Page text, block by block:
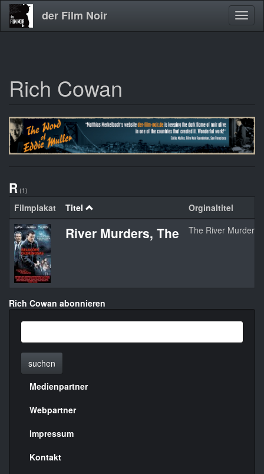
Direkt
zum
der Film Noir
Rich Cowan
R (1)
Filmplakat Titel Orginaltitel
River Murders, The The River Murders
Rich Cowan abonnieren
suchen
Menülinks
rechte
Seite
Medienpartner
Webpartner
Impressum
Kontakt